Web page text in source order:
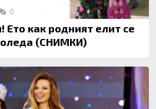
Ето как родният елит се
(СНИМКИ)
0